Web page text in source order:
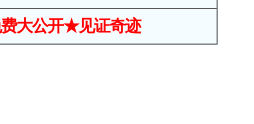
大公开★见证奇迹